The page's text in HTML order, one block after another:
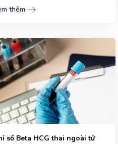
thêm
số Beta HCG thai ngoài tử